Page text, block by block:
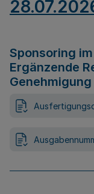
Sponsoring
Ergänzende